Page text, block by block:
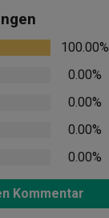
100.00%
0.00%
0.00%
0.00%
0.00%
Kommentar